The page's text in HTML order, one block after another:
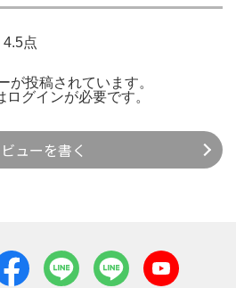
4.5点
が投稿されています。
ログインが必要です。
ューを書く